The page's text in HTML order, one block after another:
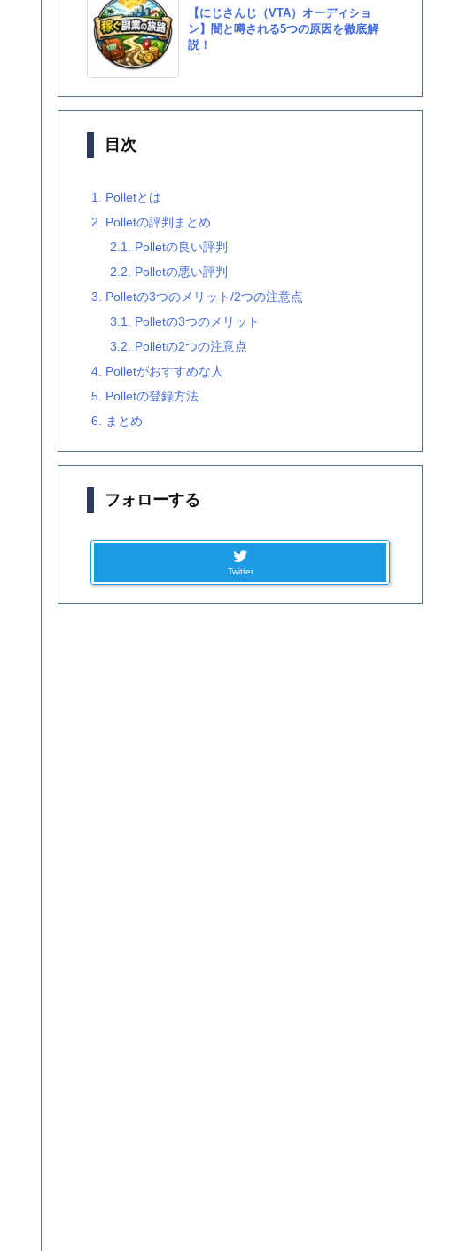
【にじさんじ（VTA）オーディショ
ン】闇と噂される5つの原因を徹底解
説！
目次
1.
Polletとは
2.
Polletの評判まとめ
2.1.
Polletの良い評判
2.2.
Polletの悪い評判
3.
Polletの3つのメリット/2つの注意点
3.1.
Polletの3つのメリット
3.2.
Polletの2つの注意点
4. Polletがおすすめな人
5. Polletの登録方法
6.
まとめ
フォローする
Twitter